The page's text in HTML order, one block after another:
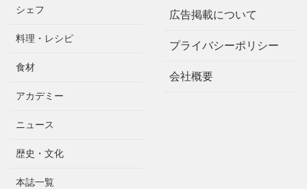
シェフ
料理・レシピ
食材
アカデミー
ニュース
歴史・文化
本誌一覧
広告掲載について
プライバシーポリシー
会社概要